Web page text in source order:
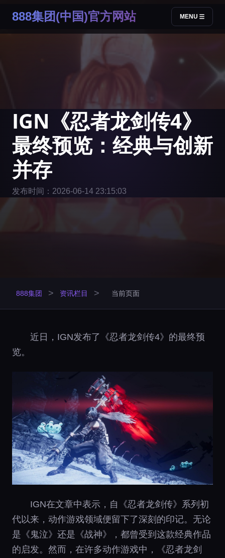
888集团(中国)官方网站 MENU
IGN《忍者龙剑传4》
最终预览：经典与创新
并存
发布时间：2026-06-14 23:15:03
888集团 > 资讯栏目 > 当前页面
近日，IGN发布了《忍者龙剑传4》的最终预
览。
IGN在文章中表示，自《忍者龙剑传》系列初
代以来，动作游戏领域便留下了深刻的印记。无论
是《鬼泣》还是《战神》，都曾受到这款经典作品
的启发。然而，在许多动作游戏中，《忍者龙剑